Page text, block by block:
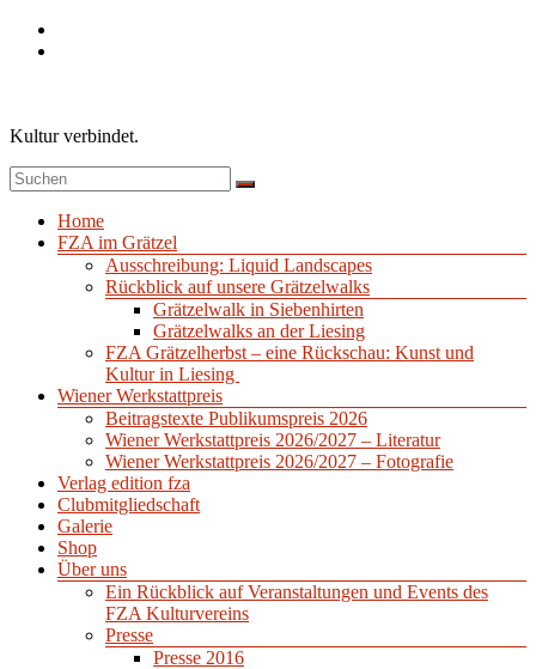
Zum
Inhalt
Kultur verbindet.
Menü
Home
FZA im Grätzel
Ausschreibung: Liquid Landscapes
Rückblick auf unsere Grätzelwalks
Grätzelwalk in Siebenhirten
Grätzelwalks an der Liesing
FZA Grätzelherbst – eine Rückschau: Kunst und
Kultur in Liesing
Wiener Werkstattpreis
Beitragstexte Publikumspreis 2026
Wiener Werkstattpreis 2026/2027 – Literatur
Wiener Werkstattpreis 2026/2027 – Fotografie
Verlag edition fza
Clubmitgliedschaft
Galerie
Shop
Über uns
Ein Rückblick auf Veranstaltungen und Events des
FZA Kulturvereins
Presse
Presse 2016